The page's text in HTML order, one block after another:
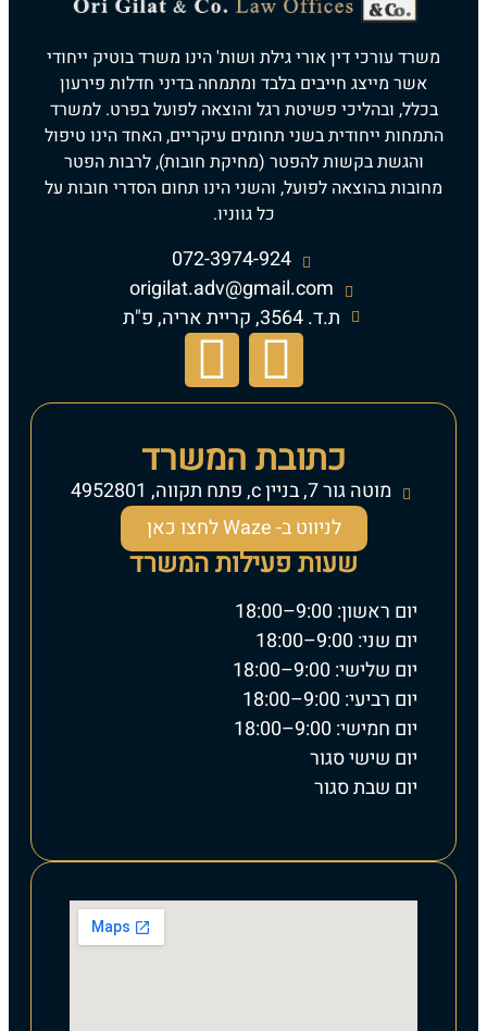
משרד עורכי דין אורי גילת ושות' הינו משרד בוטיק ייחודי
אשר מייצג חייבים בלבד ומתמחה בדיני חדלות פירעון
בכלל, ובהליכי פשיטת רגל והוצאה לפועל בפרט. למשרד
התמחות ייחודית בשני תחומים עיקריים, האחד הינו טיפול
והגשת בקשות להפטר (מחיקת חובות), לרבות הפטר
מחובות בהוצאה לפועל, והשני הינו תחום הסדרי חובות על
כל גווניו.
072-3974-924
origilat.adv@gmail.com
ת.ד. 3564, קריית אריה, פ"ת
כתובת המשרד
מוטה גור 7, בניין c, פתח תקווה, 4952801
לניווט ב- Waze לחצו כאן
שעות פעילות המשרד
יום ראשון: 9:00–18:00
יום שני: 9:00–18:00
יום שלישי: 9:00–18:00
יום רביעי: 9:00–18:00
יום חמישי: 9:00–18:00
יום שישי סגור
יום שבת סגור